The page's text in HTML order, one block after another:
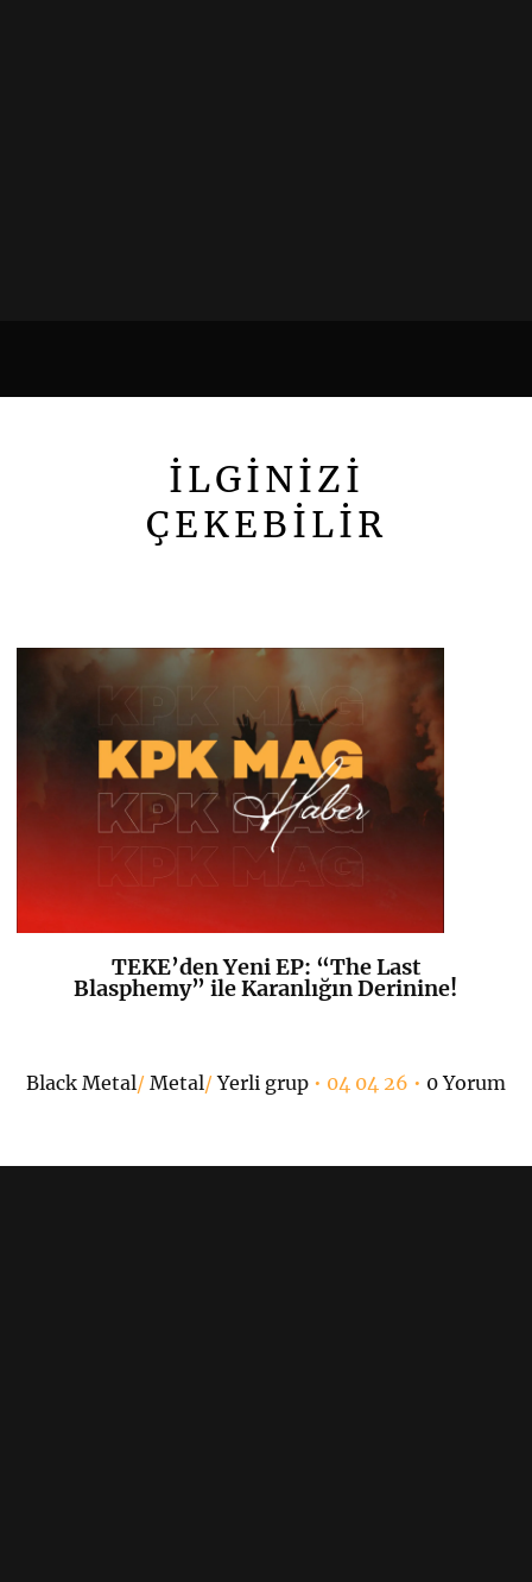
İLGİNİZİ
ÇEKEBİLİR
K+
TEKE’den Yeni EP: “The Last
Blasphemy” ile Karanlığın Derinine!
Black Metal/ Metal/Yerli grup• 04 04 26 • 0 Yorum